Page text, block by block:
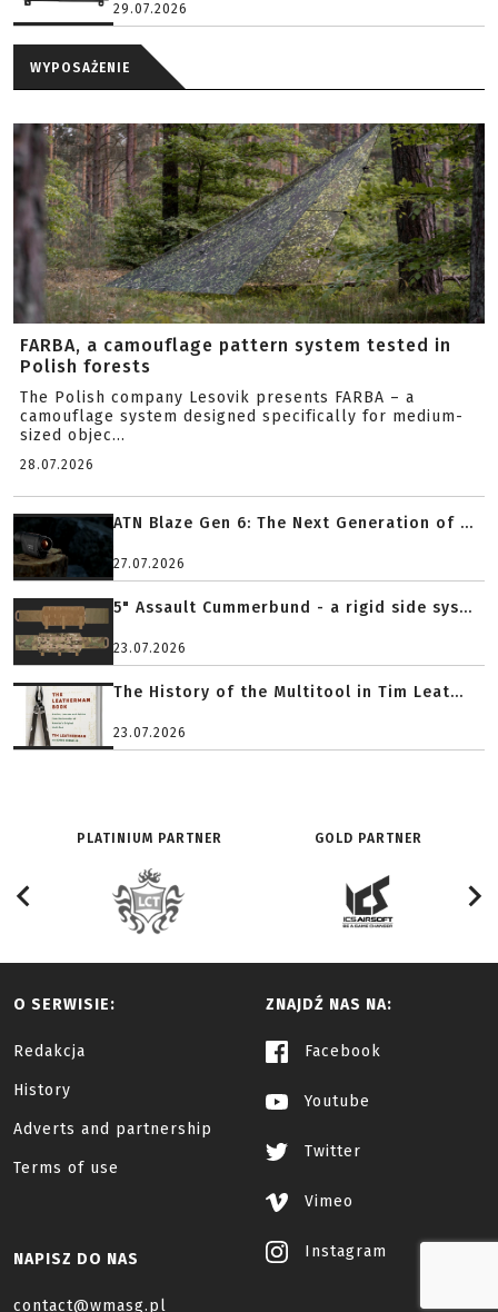
29.07.2026
WYPOSAŻENIE
FARBA, a camouflage pattern system tested in
Polish forests
The Polish company Lesovik presents FARBA – a
camouflage system designed specifically for medium-
sized objec...
28.07.2026
ATN Blaze Gen 6: The Next Generation of ...
27.07.2026
5" Assault Cummerbund - a rigid side sys...
23.07.2026
The History of the Multitool in Tim Leat...
23.07.2026
PLATINIUM PARTNER GOLD PARTNER
O SERWISIE:
Redakcja
History
Adverts and partnership
Terms of use
ZNAJDŹ NAS NA:
Facebook
Youtube
Twitter
Vimeo
Instagram
NAPISZ DO NAS
contact@wmasg.pl